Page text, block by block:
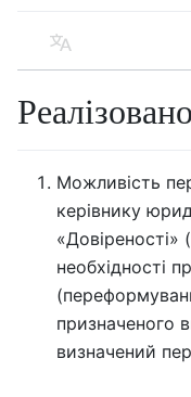
Мова
Реалізовано
Можливість
керівнику
необхідності
призначеного
визначений